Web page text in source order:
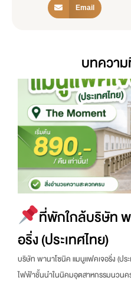
Email
บทความ
ที่พักใกล้บริษัท
อริ่ง (ประเทศไทย)
บริษัท พานาโซนิค แมนูแฟคเจอริ่ง (ปร
ไฟฟ้าชั้นนำในนิคมอุตสาหกรรมนวน